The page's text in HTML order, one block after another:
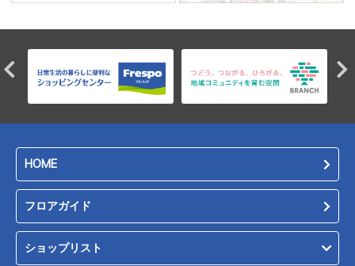
HOME
フロアガイド
ショップリスト